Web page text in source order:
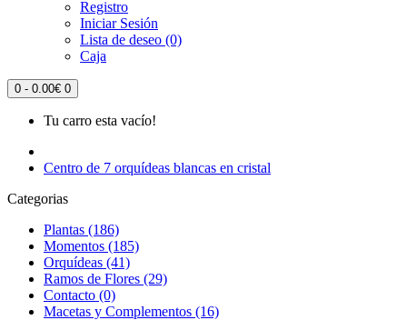
Registro
Iniciar Sesión
Lista de deseo (0)
Caja
0 - 0.00€ 0
Tu carro esta vacío!
Centro de 7 orquídeas blancas en cristal
Categorias
Plantas (186)
Momentos (185)
Orquídeas (41)
Ramos de Flores (29)
Contacto (0)
Macetas y Complementos (16)